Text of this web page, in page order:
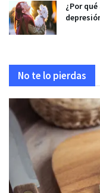
¿Por
No te lo pierdas